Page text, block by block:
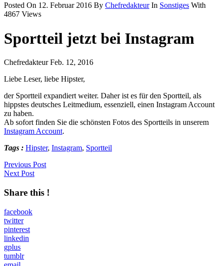
Posted On 12. Februar 2016 By Chefredakteur In Sonstiges With
4867 Views
Sportteil jetzt bei Instagram
Chefredakteur Feb. 12, 2016
Liebe Leser, liebe Hipster,
der Sportteil expandiert weiter. Daher ist es für den Sportteil, als
hippstes deutsches Leitmedium, essenziell, einen Instagram Account
zu haben.
Ab sofort finden Sie die schönsten Fotos des Sportteils in unserem
Instagram Account.
Tags : Hipster, Instagram, Sportteil
Previous Post
Next Post
Share this !
facebook
twitter
pinterest
linkedin
gplus
tumblr